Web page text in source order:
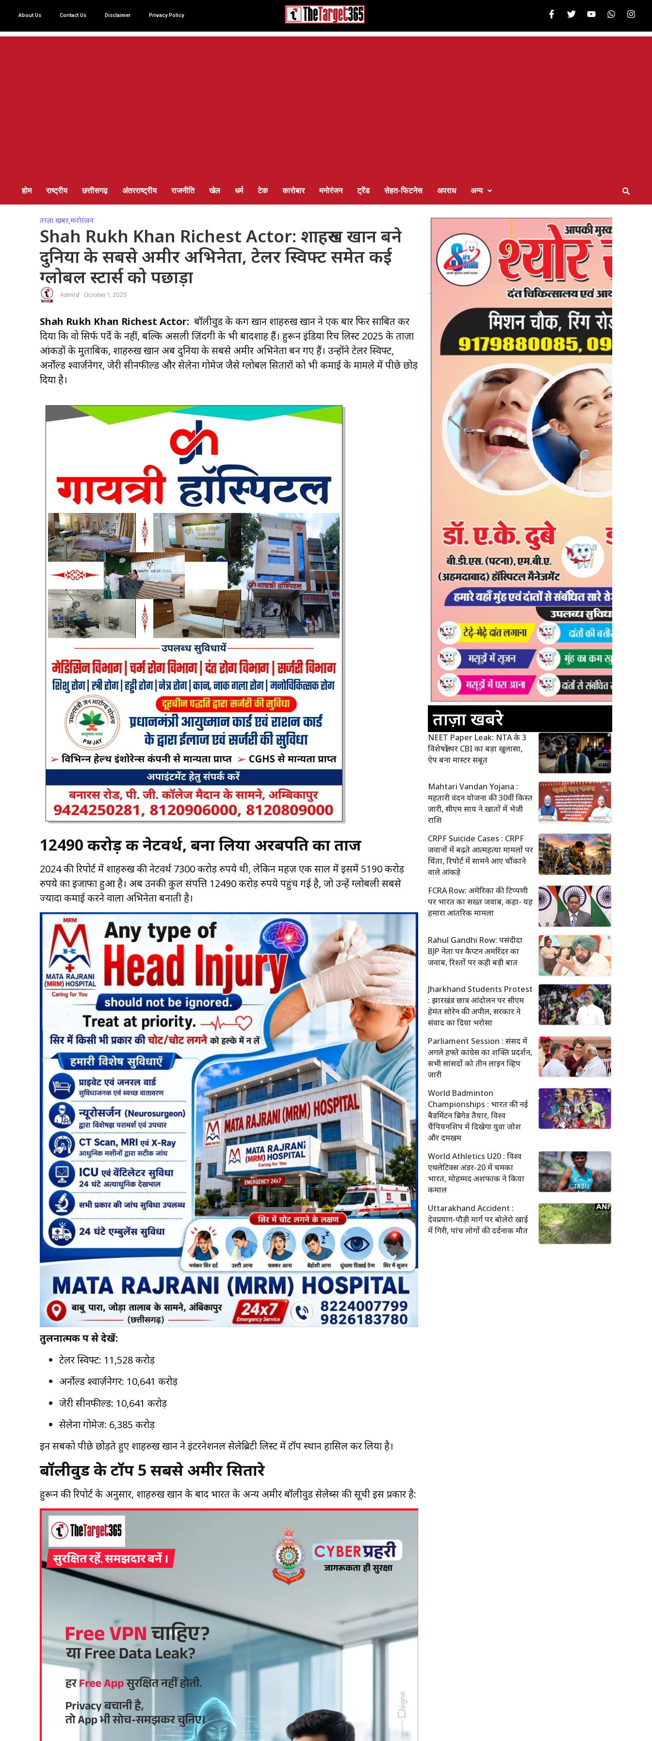
About Us Contact Us Disclaimer Privacy Policy
होम राष्ट्रीय छत्तीसगढ़ अंतरराष्ट्रीय राजनीति खेल धर्म टेक कारोबार मनोरंजन ट्रेंड सेहत-फिटनेस अपराध अन्य
ताज़ा खबर,मनोरंजन
Shah Rukh Khan Richest Actor: शाहरुख खान बने
दुनिया के सबसे अमीर अभिनेता, टेलर स्विफ्ट समेत कई
ग्लोबल स्टार्स को पछाड़ा
Admin/ October 1, 2025
Shah Rukh Khan Richest Actor: बॉलीवुड के किंग खान शाहरुख खान ने एक बार फिर साबित कर
दिया कि वो सिर्फ पर्दे के नहीं, बल्कि असली ज़िंदगी के भी बादशाह हैं। हुरून इंडिया रिच लिस्ट 2025 के ताज़ा
आंकड़ों के मुताबिक, शाहरुख खान अब दुनिया के सबसे अमीर अभिनेता बन गए हैं। उन्होंने टेलर स्विफ्ट,
अर्नोल्ड श्वार्ज़नेगर, जेरी सीनफील्ड और सेलेना गोमेज जैसे ग्लोबल सितारों को भी कमाई के मामले में पीछे छोड़
दिया है।
12490 करोड़ की नेटवर्थ, बना लिया अरबपति का ताज
2024 की रिपोर्ट में शाहरुख की नेटवर्थ 7300 करोड़ रुपये थी, लेकिन महज़ एक साल में इसमें 5190 करोड़
रुपये का इजाफा हुआ है। अब उनकी कुल संपत्ति 12490 करोड़ रुपये पहुंच गई है, जो उन्हें ग्लोबली सबसे
ज्यादा कमाई करने वाला अभिनेता बनाती है।
तुलनात्मक रूप से देखें:
टेलर स्विफ्ट: ₹11,528 करोड़
अर्नोल्ड श्वार्ज़नेगर: ₹10,641 करोड़
जेरी सीनफील्ड: ₹10,641 करोड़
सेलेना गोमेज: ₹6,385 करोड़
इन सबको पीछे छोड़ते हुए शाहरुख खान ने इंटरनेशनल सेलेब्रिटी लिस्ट में टॉप स्थान हासिल कर लिया है।
बॉलीवुड के टॉप 5 सबसे अमीर सितारे
हुरून की रिपोर्ट के अनुसार, शाहरुख खान के बाद भारत के अन्य अमीर बॉलीवुड सेलेब्स की सूची इस प्रकार है:
ताज़ा खबरे
NEET Paper Leak: NTA के 3
विशेषज्ञों पर CBI का बड़ा खुलासा,
ऐप बना मास्टर सबूत
Mahtari Vandan Yojana :
महतारी वंदन योजना की 30वीं किस्त
जारी, सीएम साय ने खातों में भेजी
राशि
CRPF Suicide Cases : CRPF
जवानों में बढ़ते आत्महत्या मामलों पर
चिंता, रिपोर्ट में सामने आए चौंकाने
वाले आंकड़े
FCRA Row: अमेरिका की टिप्पणी
पर भारत का सख्त जवाब, कहा- यह
हमारा आंतरिक मामला
Rahul Gandhi Row: पसंदीदा
BJP नेता पर कैप्टन अमरिंदर का
जवाब, रिश्तों पर कही बड़ी बात
Jharkhand Students Protest
: झारखंड छात्र आंदोलन पर सीएम
हेमंत सोरेन की अपील, सरकार ने
संवाद का दिया भरोसा
Parliament Session : संसद में
अगले हफ्ते कांग्रेस का शक्ति प्रदर्शन,
सभी सांसदों को तीन लाइन व्हिप
जारी
World Badminton
Championships : भारत की नई
बैडमिंटन ब्रिगेड तैयार, विश्व
चैंपियनशिप में दिखेगा युवा जोश
और दमखम
World Athletics U20 : विश्व
एथलेटिक्स अंडर-20 में चमका
भारत, मोहम्मद अशफाक ने किया
कमाल
Uttarakhand Accident :
देवप्रयाग-पौड़ी मार्ग पर बोलेरो खाई
में गिरी, पांच लोगों की दर्दनाक मौत